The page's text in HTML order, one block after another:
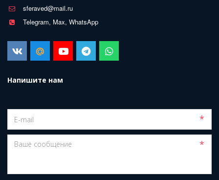
sferaved@mail.ru
Telegram, Max, WhatsApp
Напишите нам
*
*